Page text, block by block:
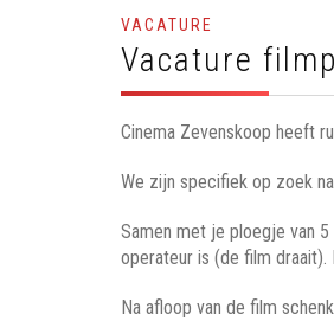
VACATURE
Vacature
Cinema Zevenskoop heeft
We zijn specifiek op zoek
Samen met je ploegje van
operateur is (de film
Na afloop van de film